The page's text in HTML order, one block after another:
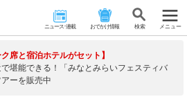
ニュース･連載 おでかけ情報 検 索 メニュー
ク席と宿泊ホテルがセット】
堪能できる！「みなとみらいフェスティバ
ーを販売中